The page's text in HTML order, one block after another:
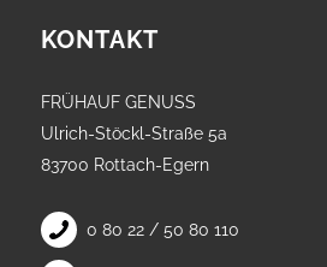
KONTAKT
FRÜHAUF GENUSS
Ulrich-Stöckl-Straße 5a
83700 Rottach-Egern
0 80 22 / 50 80 110